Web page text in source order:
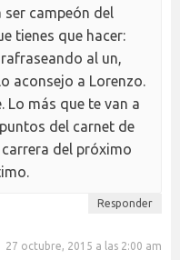
campeón del
tienes que hacer:
al un,
aconsejo a Lorenzo.
Lo más que te van a
del carnet de
del próximo
Responder
27 octubre, 2015 a las 2:00 am